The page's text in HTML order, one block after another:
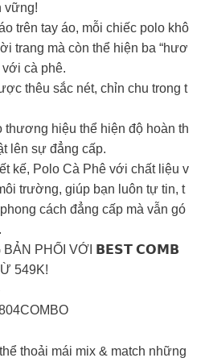
vững!
trên tay áo, mỗi chiếc polo khô
trang mà còn thể hiện ba “hươ
với cà phê.
thêu sắc nét, chỉn chu trong t
thương hiệu thể hiện độ hoàn th
lên sự đẳng cấp.
kế, Polo Cà Phê với chất liệu v
trường, giúp bạn luôn tự tin, t
cách đẳng cấp mà vẫn gó
BẢN PHỐI VỚI 𝗕𝗘𝗦𝗧 𝗖𝗢𝗠𝗕
549K!
thoải mái mix & match những